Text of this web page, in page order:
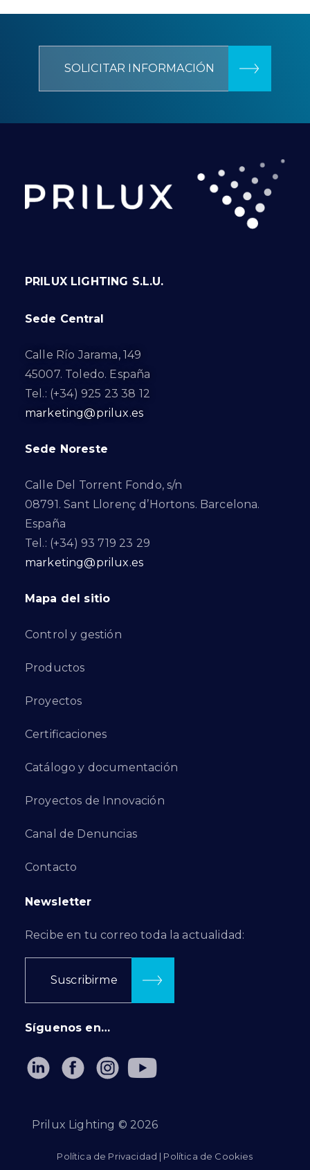
SOLICITAR INFORMACIÓN
PRILUX LIGHTING S.L.U.
Sede Central
Calle Río Jarama, 149
45007. Toledo. España
Tel.: (+34) 925 23 38 12
marketing@prilux.es
Sede Noreste
Calle Del Torrent Fondo, s/n
08791. Sant Llorenç d’Hortons. Barcelona.
España
Tel.: (+34) 93 719 23 29
marketing@prilux.es
Mapa del sitio
Control y gestión
Productos
Proyectos
Certificaciones
Catálogo y documentación
Proyectos de Innovación
Canal de Denuncias
Contacto
Newsletter
Recibe en tu correo toda la actualidad:
Suscribirme
Síguenos en…
Prilux Lighting © 2026
Política de Privacidad | Política de Cookies